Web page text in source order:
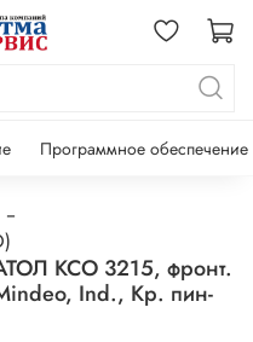
Программное обеспечение
КСО 3215, фронт.
Ind., Кр. пин-